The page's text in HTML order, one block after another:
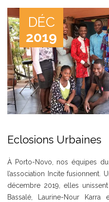
DÉC
2019
Eclosions Urbaines
À Porto-Novo, nos équipes
l’association Incite
décembre 2019, elles
Bassalé, Laurine-Nour